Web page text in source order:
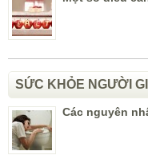
SỨC KHỎE NGƯỜI
Các nguyên